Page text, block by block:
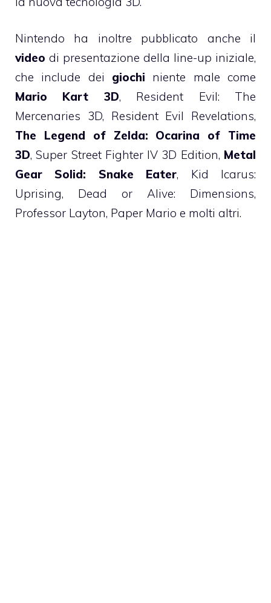
Nintendo ha inoltre pubblicato anche il
video di presentazione della line-up iniziale,
che include dei giochi niente male come
Mario Kart 3D, Resident Evil: The
Mercenaries 3D, Resident Evil Revelations,
The Legend of Zelda: Ocarina of Time
3D, Super Street Fighter IV 3D Edition, Metal
Gear Solid: Snake Eater, Kid Icarus:
Uprising, Dead or Alive: Dimensions,
Professor Layton, Paper Mario e molti altri.